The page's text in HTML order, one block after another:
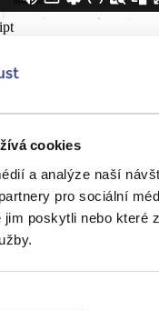
cookies
a analýze naší
pro sociální
poskytli nebo které
rozvoji. Proto
co se vám
uvítali. Budou to
portál utvářet